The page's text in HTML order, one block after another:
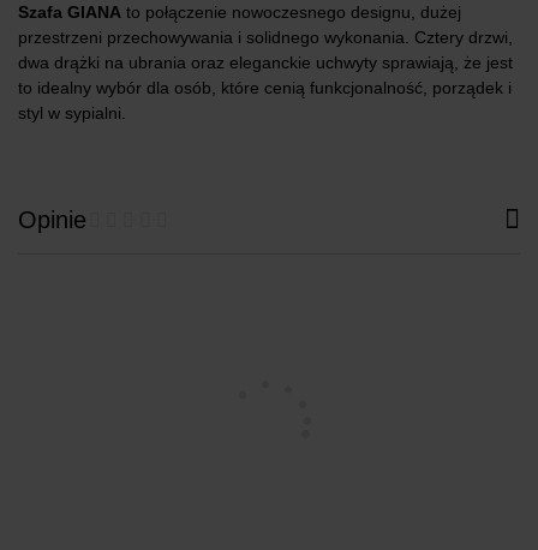
Szafa GIANA to połączenie nowoczesnego designu, dużej
przestrzeni przechowywania i solidnego wykonania. Cztery drzwi,
dwa drążki na ubrania oraz eleganckie uchwyty sprawiają, że jest
to idealny wybór dla osób, które cenią funkcjonalność, porządek i
styl w sypialni.
Opinie